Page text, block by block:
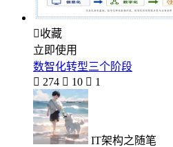
收藏
立即使用
数智化转型三个阶段
 274  10  1
IT架构之随笔